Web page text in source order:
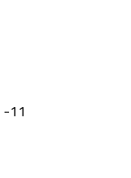
11-